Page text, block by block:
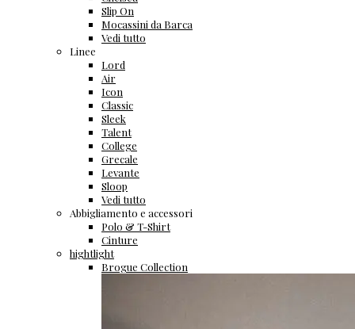
Slip On
Mocassini da Barca
Vedi tutto
Linee
Lord
Air
Icon
Classic
Sleek
Talent
College
Grecale
Levante
Sloop
Vedi tutto
Abbigliamento e accessori
Polo & T-Shirt
Cinture
hightlight
Brogue Collection